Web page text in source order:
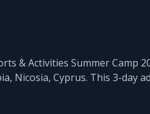
& Activities Summer Camp
Nicosia, Cyprus. This 3-day